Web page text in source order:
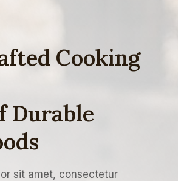
Cooking
Durable
sit amet, consectetur